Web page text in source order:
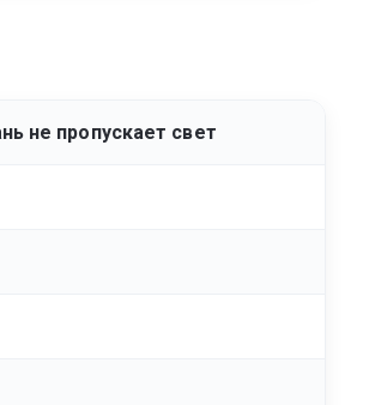
не пропускает свет